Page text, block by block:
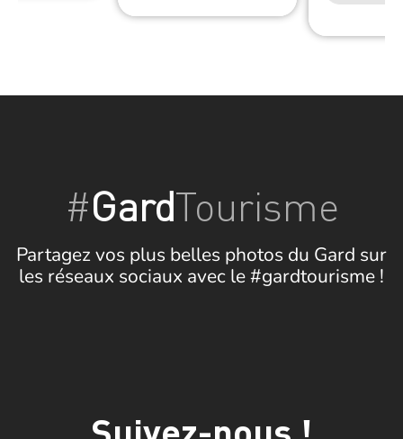
#GardTourisme
Partagez vos plus belles photos du Gard sur
les réseaux sociaux avec le #gardtourisme !